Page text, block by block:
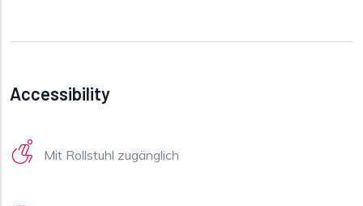
Accessibility
Mit Rollstuhl zugänglich